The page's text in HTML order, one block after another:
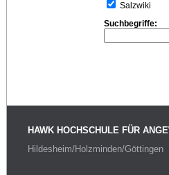
Salzwiki
Suchbegriffe:
HAWK HOCHSCHULE FÜR
Hildesheim/Holzminden/Göttingen